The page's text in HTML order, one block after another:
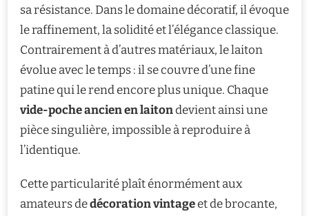
sa résistance. Dans le domaine décoratif, il évoque
le raffinement, la solidité et l’élégance classique.
Contrairement à d’autres matériaux, le laiton
évolue avec le temps : il se couvre d’une fine
patine qui le rend encore plus unique. Chaque
vide-poche ancien en laitondevient ainsi une
pièce singulière, impossible à reproduire à
l’identique.
Cette particularité plaît énormément aux
amateurs dedécoration vintageet de brocante,